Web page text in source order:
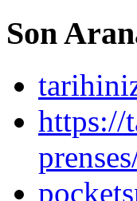
Son
https://